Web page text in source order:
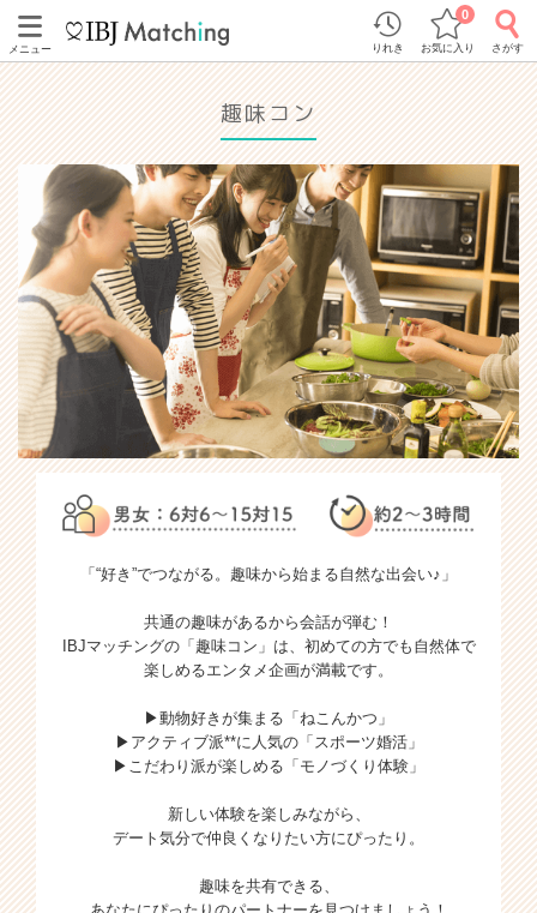
メニュー りれき お気に入り
0
さがす
趣味コン
「“好き”でつながる。趣味から始まる自然な出会い♪」
共通の趣味があるから会話が弾む！
IBJマッチングの「趣味コン」は、初めての方でも自然体で
楽しめるエンタメ企画が満載です。
▶動物好きが集まる「ねこんかつ」
▶アクティブ派**に人気の「スポーツ婚活」
▶こだわり派が楽しめる「モノづくり体験」
新しい体験を楽しみながら、
デート気分で仲良くなりたい方にぴったり。
趣味を共有できる、